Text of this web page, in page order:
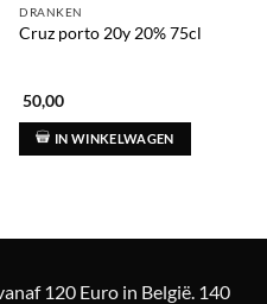
DRANKEN
Cruz porto 20y 20% 75cl
50,00
IN WINKELWAGEN
120 Euro in België. 140